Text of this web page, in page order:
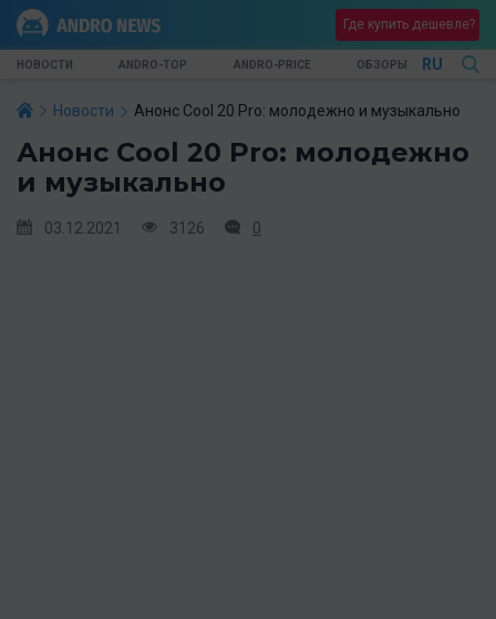
Где купить дешевле?
НОВОСТИ ANDRO-TOP ANDRO-PRICE ОБЗОРЫ RU
Новости Анонс Cool 20 Pro: молодежно и музыкально
Анонс Cool 20 Pro: молодежно
и музыкально
03.12.2021 3126 0